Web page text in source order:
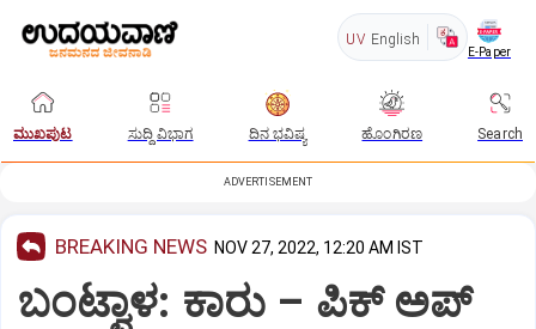
UV English
E-Paper
ಮುಖಪುಟ ಸುದ್ದಿ ವಿಭಾಗ ದಿನ ಭವಿಷ್ಯ ಹೊಂಗಿರಣ Search
ADVERTISEMENT
BREAKING NEWS NOV 27, 2022, 12:20 AM IST
ಬಂಟ್ವಾಳ: ಕಾರು – ಪಿಕ್‌ ಅಪ್‌